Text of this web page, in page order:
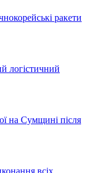
ракети
логістичний
на Сумщині після
всіх